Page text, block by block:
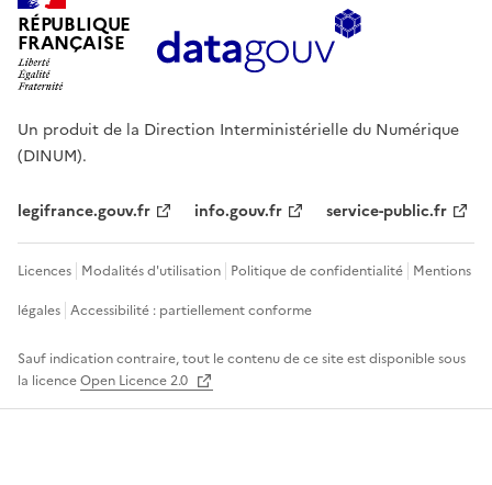
RÉPUBLIQUE
FRANÇAISE
Un produit de la Direction Interministérielle du Numérique
(DINUM).
legifrance.gouv.fr info.gouv.fr service-public.fr
Licences Modalités d'utilisation Politique de confidentialité Mentions
légales Accessibilité : partiellement conforme
Sauf indication contraire, tout le contenu de ce site est disponible sous
la licenceOpen Licence 2.0